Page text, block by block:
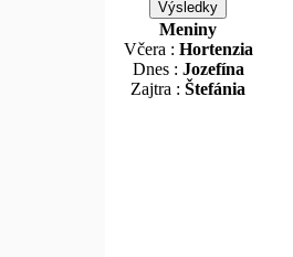
Meniny
Včera : Hortenzia
Dnes : Jozefína
Zajtra : Štefánia